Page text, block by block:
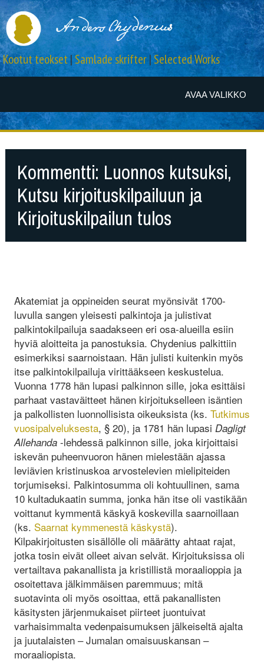
AVAA VALIKKO
Kootut teokset|Samlade skrifter|Selected Works
Kommentti: Luonnos kutsuksi,
Kutsu kirjoituskilpailuun ja
Kirjoituskilpailun tulos
Akatemiat ja oppineiden seurat myönsivät 1700-
luvulla sangen yleisesti palkintoja ja julistivat
palkintokilpailuja saadakseen eri osa-alueilla esiin
hyviä aloitteita ja panostuksia. Chydenius palkittiin
esimerkiksi saarnoistaan. Hän julisti kuitenkin myös
itse palkintokilpailuja virittääkseen keskustelua.
Vuonna 1778 hän lupasi palkinnon sille, joka esittäisi
parhaat vastaväitteet hänen kirjoitukselleen isäntien
ja palkollisten luonnollisista oikeuksista (ks. Tutkimus
vuosipalveluksesta, § 20), ja 1781 hän lupasi Dagligt
Allehanda-lehdessä palkinnon sille, joka kirjoittaisi
iskevän puheenvuoron hänen mielestään ajassa
leviävien kristinuskoa arvostelevien mielipiteiden
torjumiseksi. Palkintosumma oli kohtuullinen, sama
10 kultadukaatin summa, jonka hän itse oli vastikään
voittanut kymmentä käskyä koskevilla saarnoillaan
(ks. Saarnat kymmenestä käskystä).
Kilpakirjoitusten sisällölle oli määrätty ahtaat rajat,
jotka tosin eivät olleet aivan selvät. Kirjoituksissa oli
vertailtava pakanallista ja kristillistä moraalioppia ja
osoitettava jälkimmäisen paremmuus; mitä
suotavinta oli myös osoittaa, että pakanallisten
käsitysten järjenmukaiset piirteet juontuivat
varhaisimmalta vedenpaisumuksen jälkeiseltä ajalta
ja juutalaisten – Jumalan omaisuuskansan –
moraaliopista.